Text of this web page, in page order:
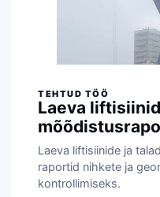
Laeva
Laeva liftisiinide ja
raportid nihkete ja
kontrollimiseks.